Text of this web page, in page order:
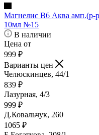
Магнелис В6 Аква амп.(р-
10мл №15
В наличии
Цена от
999 ₽
Варианты цен
Челюскинцев, 44/1
839 ₽
Лазурная, 4/3
999 ₽
Д.Ковальчук, 260
1065 ₽